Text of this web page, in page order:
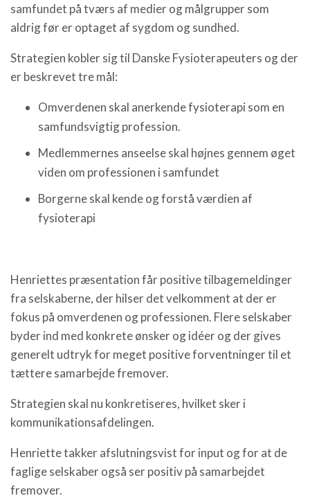
samfundet på tværs af medier og målgrupper som
aldrig før er optaget af sygdom og sundhed.
Strategien kobler sig til Danske Fysioterapeuters og der
er beskrevet tre mål:
Omverdenen skal anerkende fysioterapi som en
samfundsvigtig profession.
Medlemmernes anseelse skal højnes gennem øget
viden om professionen i samfundet
Borgerne skal kende og forstå værdien af
fysioterapi
Henriettes præsentation får positive tilbagemeldinger
fra selskaberne, der hilser det velkomment at der er
fokus på omverdenen og professionen. Flere selskaber
byder ind med konkrete ønsker og idéer og der gives
generelt udtryk for meget positive forventninger til et
tættere samarbejde fremover.
Strategien skal nu konkretiseres, hvilket sker i
kommunikationsafdelingen.
Henriette takker afslutningsvist for input og for at de
faglige selskaber også ser positiv på samarbejdet
fremover.